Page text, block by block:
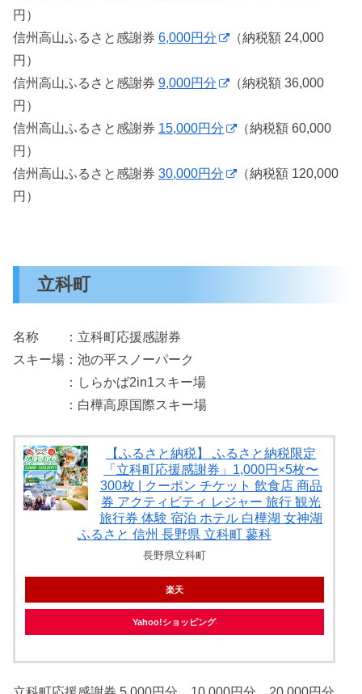
円）
信州高山ふるさと感謝券 6,000円分
（納税額 24,000
円）
信州高山ふるさと感謝券 9,000円分
（納税額 36,000
円）
信州高山ふるさと感謝券 15,000円分
（納税額 60,000
円）
信州高山ふるさと感謝券 30,000円分
（納税額 120,000
円）
立科町
名称 ：立科町応援感謝券
スキー場：池の平スノーパーク
：しらかば2in1スキー場
：白樺高原国際スキー場
【ふるさと納税】 ふるさと納税限定
「立科町応援感謝券」1,000円×5枚〜
300枚 | クーポン チケット 飲食店 商品
券 アクティビティ レジャー 旅行 観光
旅行券 体験 宿泊 ホテル 白樺湖 女神湖
ふるさと 信州 長野県 立科町 蓼科
長野県立科町
楽天
Yahoo!ショッピング